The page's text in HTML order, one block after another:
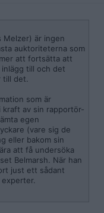
Melzer) är ingen
auktoriteterna som
att fortsätta att
till och det
det.
som är
av sin rapportör-
egen
(vare sig de
eller bakom sin
att få undersöka
Belmarsh. När han
just ett sådant
på Melzers senaste